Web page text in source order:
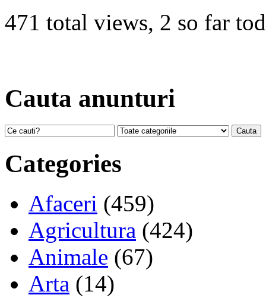
471 total views, 2 so far
Cauta anunturi
Categories
Afaceri (459)
Agricultura (424)
Animale (67)
Arta (14)